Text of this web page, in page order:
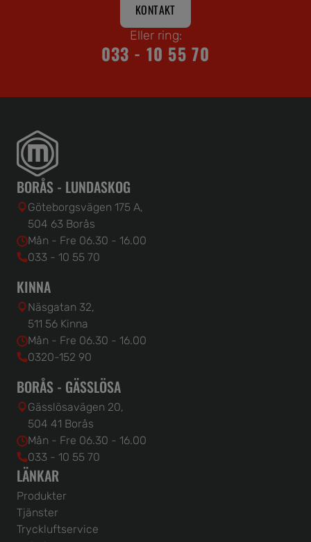
KONTAKT
Eller ring:
033 - 10 55 70
BORÅS - LUNDASKOG
Göteborgsvägen 175 A,
504 63 Borås
Mån - Fre 06.30 - 16.00
033 - 10 55 70
KINNA
Näsgatan 32,
511 56 Kinna
Mån - Fre 06.30 - 16.00
0320-152 90
BORÅS - GÄSSLÖSA
Gässlösavägen 20,
504 41 Borås
Mån - Fre 06.30 - 16.00
033 - 10 55 70
LÄNKAR
Produkter
Tjänster
Tryckluftservice